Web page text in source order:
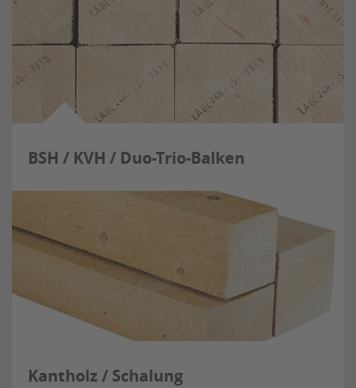
BSH / KVH / Duo-Trio-Balken
Kantholz / Schalung